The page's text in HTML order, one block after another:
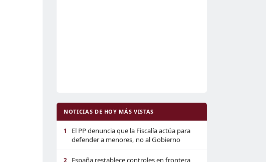
NOTICIAS DE HOY MÁS VISTAS
1
El PP denuncia que la Fiscalía actúa para
defender a menores, no al Gobierno
2
España restablece controles en frontera